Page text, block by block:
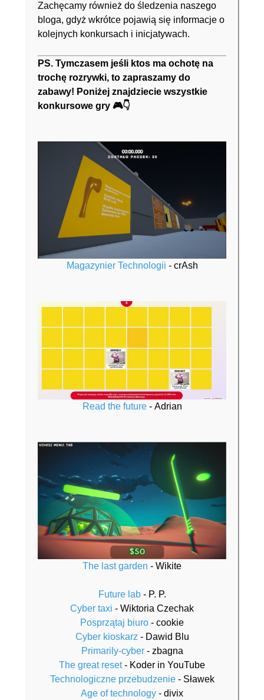
Zachęcamy również do śledzenia naszego
bloga, gdyż wkrótce pojawią się informacje o
kolejnych konkursach i inicjatywach.
PS. Tymczasem jeśli ktos ma ochotę na
trochę rozrywki, to zapraszamy do
zabawy! Poniżej znajdziecie wszystkie
konkursowe gry 🎮👇
Magazynier Technologii - crAsh
Read the future- Adrian
The last garden - Wikite
Future lab- P. P.
Cyber taxi - Wiktoria Czechak
Posprzątaj biuro - cookie
Cyber kioskarz - Dawid Blu
Primarily-cyber- zbagna
The great reset- Koder in YouTube
Technologiczne przebudzenie- Sławek
Age of technology - divix